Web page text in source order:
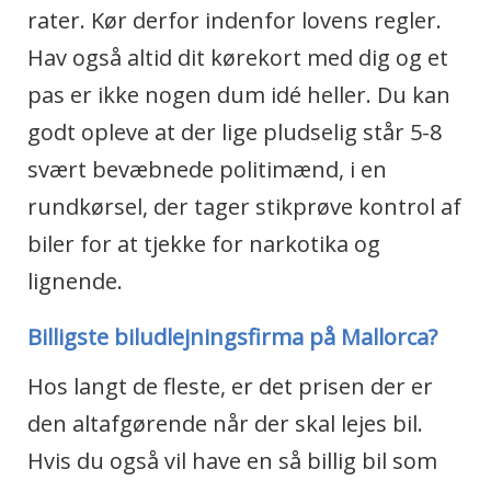
rater. Kør derfor indenfor lovens regler.
Hav også altid dit kørekort med dig og et
pas er ikke nogen dum idé heller. Du kan
godt opleve at der lige pludselig står 5-8
svært bevæbnede politimænd, i en
rundkørsel, der tager stikprøve kontrol af
biler for at tjekke for narkotika og
lignende.
Billigste biludlejningsfirma på Mallorca?
Hos langt de fleste, er det prisen der er
den altafgørende når der skal lejes bil.
Hvis du også vil have en så billig bil som